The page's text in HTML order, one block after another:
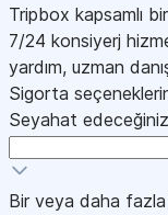
Tripbox kapsamlı
7/24 konsiyerj
yardım, uzman
Sigorta
Seyahat
Bir veya daha